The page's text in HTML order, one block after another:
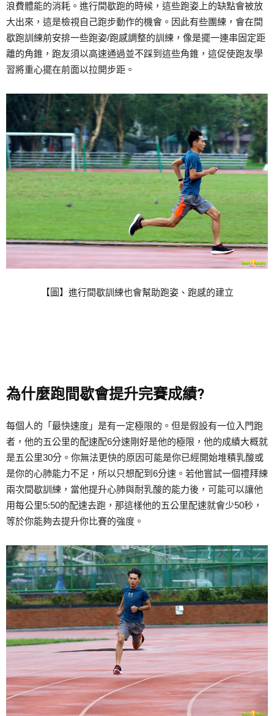
浪費體能的消耗。進行間歇跑的時候，這些跑姿上的缺點會被放
大出來，這是檢視自己跑步動作的機會。因此有些團練，會在間
歇跑訓練前安排一些跑姿/跑感調整的訓練，像是擺一連串固定距
離的角錐，跑友須以高速通過並不踩到這些角錐，這促使跑友學
習將重心擺在前面以拉開步距。
【圖】進行間歇訓練也會幫助跑姿、跑感的建立
為什麼跑間歇會提升完賽成績?
每個人的「最快速度」是有一定極限的。但是假設有一位入門跑
者，他的五公里的配速配6分速剛好是他的極限，他的成績大概就
是五公里30分。你無法更快的原因可能是你已經開始堆積乳酸或
是你的心肺能力不足，所以只想配到6分速。若他嘗試一個禮拜練
兩次間歇訓練，當他提升心肺與耐乳酸的能力後，可能可以讓他
用每公里5:50的配速去跑，那這樣他的五公里配速就會少50秒，
等於你能夠去提升你比賽的強度。